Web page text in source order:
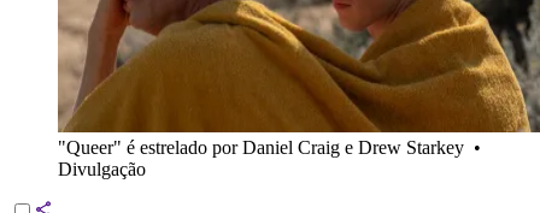
"Queer" é estrelado por Daniel Craig e Drew Starkey •
Divulgação